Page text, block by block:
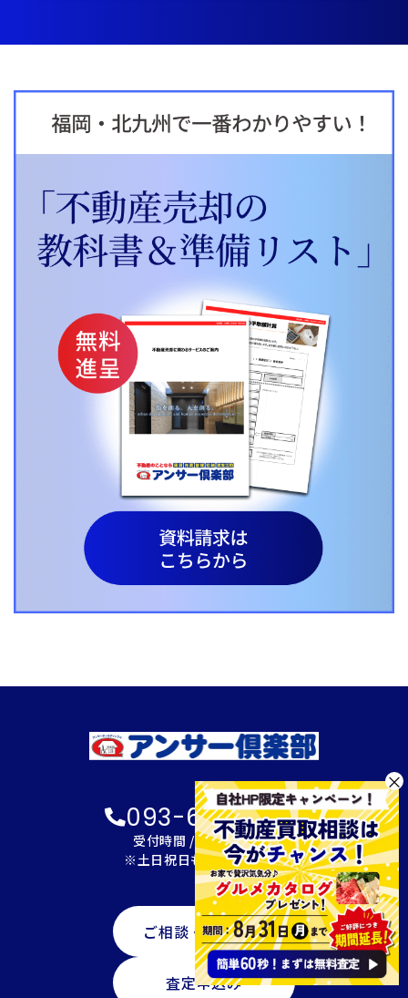
×
093-600-2622
受付時間 / 9:00～18:00
※土日祝日も対応可能です
ご相談・資料請求
査定申込み